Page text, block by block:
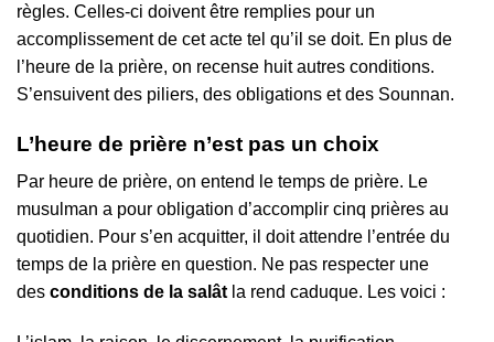
règles. Celles-ci doivent être remplies pour un
accomplissement de cet acte tel qu’il se doit. En plus de
l’heure de la prière, on recense huit autres conditions.
S’ensuivent des piliers, des obligations et des Sounnan.
L’heure de prière n’est pas un choix
Par heure de prière, on entend le temps de prière. Le
musulman a pour obligation d’accomplir cinq prières au
quotidien. Pour s’en acquitter, il doit attendre l’entrée du
temps de la prière en question. Ne pas respecter une
des conditions de la salât la rend caduque. Les voici :